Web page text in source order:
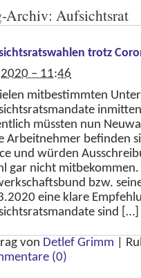
Archiv: Aufsichtsrat
trotz
– 11:46
mitbestimmten
müssten nun
Arbeitnehmer befinden
und würden
gar nicht
bzw.
eine klare
sind […]
von Detlef Grimm
(0)